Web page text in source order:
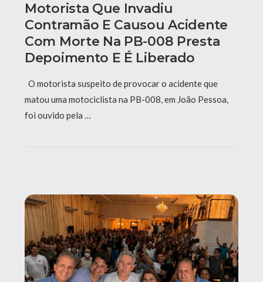
Motorista Que Invadiu
Contramão E Causou Acidente
Com Morte Na PB-008 Presta
Depoimento E É Liberado
O motorista suspeito de provocar o acidente que
matou uma motociclista na PB-008, em João Pessoa,
foi ouvido pela …